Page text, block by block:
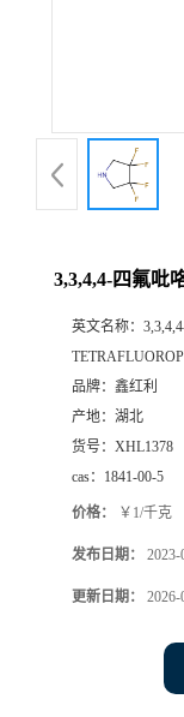
3,3,4,4-四氟吡
英文名称：
品牌： 鑫红利
产地： 湖北
货号： XHL1378
cas： 1841-00-5
价格： ￥1/千克
发布日期： 2023-
更新日期： 2026-